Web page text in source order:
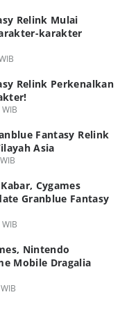
Relink Mulai
karakter
Relink Perkenalkan
Fantasy Relink
Asia
Cygames
Granblue Fantasy
Nintendo
Mobile Dragalia